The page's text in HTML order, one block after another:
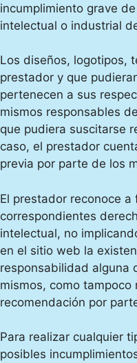
incumplimiento grave
intelectual o industrial
Los diseños, logotipos,
prestador y que
pertenecen a sus
mismos responsables
que pudiera suscitarse
caso, el prestador
previa por parte de los
El prestador reconoce
correspondientes
intelectual, no
en el sitio web la
responsabilidad alguna
mismos, como
recomendación por
Para realizar cualquier
posibles